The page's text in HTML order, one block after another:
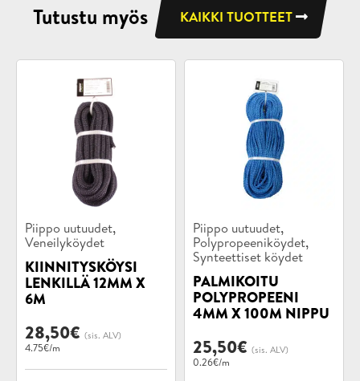
Tutustu myös KAIKKI TUOTTEET
Tuotekategoriat:
Piippo uutuudet,
Veneilyköydet
KIINNITYSKÖYSI
LENKILLÄ 12MM X
6M
28,50€ (sis. ALV)
4.75€/m
Tuotekategoriat:
Piippo uutuudet,
Polypropeeniköydet,
Synteettiset köydet
PALMIKOITU
POLYPROPEENI
4MM X 100M NIPPU
25,50€ (sis. ALV)
0.26€/m